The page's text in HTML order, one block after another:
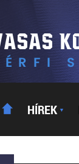
HÍREK ▼